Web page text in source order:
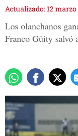
Actualizado: 12 marzo
Los olanchanos
Franco Güity salvó